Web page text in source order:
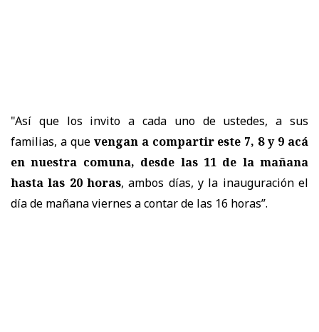
"Así que los invito a cada uno de ustedes, a sus
familias, a que vengan a compartir este 7, 8 y 9 acá
en nuestra comuna, desde las 11 de la mañana
hasta las 20 horas, ambos días, y la inauguración el
día de mañana viernes a contar de las 16 horas”.